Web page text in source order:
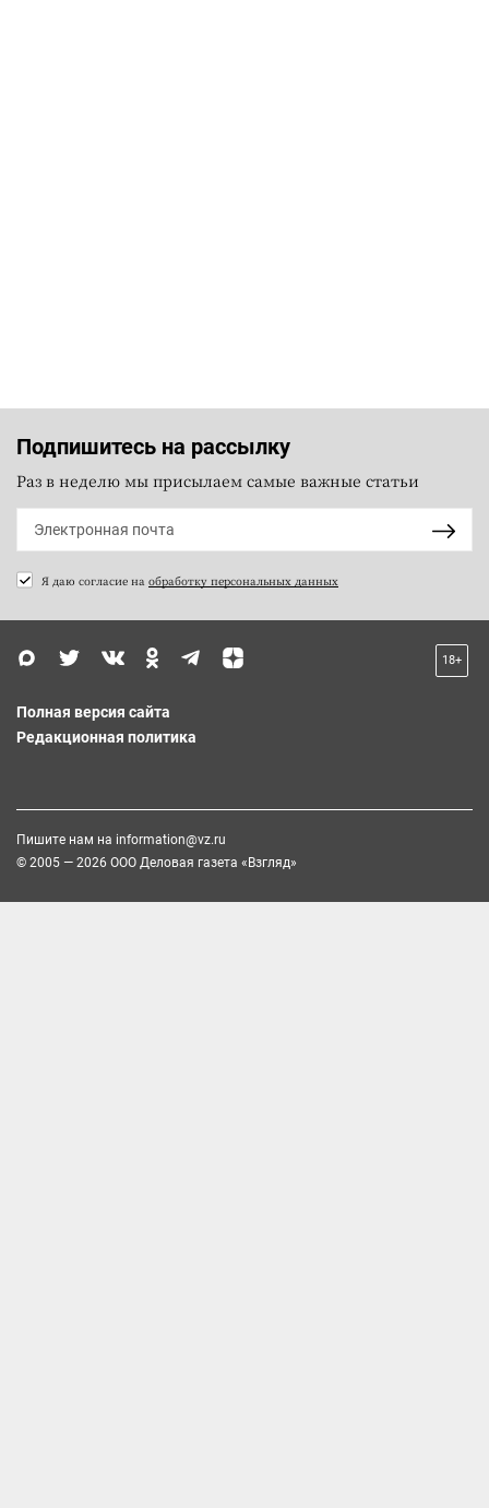
Подпишитесь на рассылку
Раз в неделю мы присылаем самые важные статьи
Я даю согласие на обработку персональных данных
18+
Полная версия сайта
Редакционная политика
Пишите нам на information@vz.ru
© 2005 — 2026 ООО Деловая газета «Взгляд»